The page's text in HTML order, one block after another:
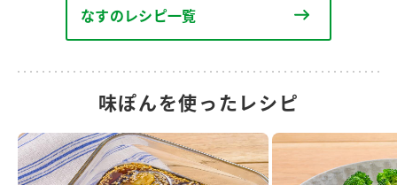
なすのレシピ一覧
味ぽんを使ったレシピ